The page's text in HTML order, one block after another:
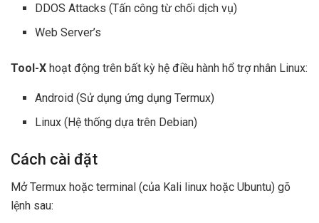
DDOS Attacks (Tấn công từ chối dịch vụ)
Web Server’s
Tool-X hoạt động trên bất kỳ hệ điều hành hổ trợ nhân Linux:
Android (Sử dụng ứng dụng Termux)
Linux (Hệ thống dựa trên Debian)
Cách cài đặt
Mở Termux hoặc terminal (của Kali linux hoặc Ubuntu) gõ
lệnh sau: